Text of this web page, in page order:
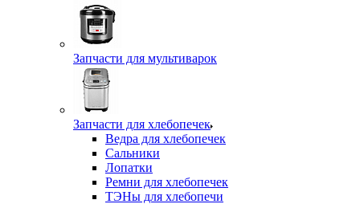
Запчасти для мультиварок
Запчасти для хлебопечек
Ведра для хлебопечек
Сальники
Лопатки
Ремни для хлебопечек
ТЭНы для хлебопечи